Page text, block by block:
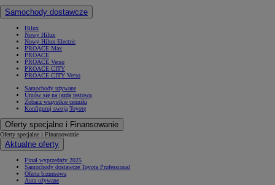
Samochody dostawcze
Hilux
Nowy Hilux
Nowy Hilux Electric
PROACE Max
PROACE
PROACE Verso
PROACE CITY
PROACE CITY Verso
Samochody używane
Umów się na jazdę testową
Zobacz wszystkie cenniki
Konfiguruj swoją Toyotę
Oferty specjalne i Finansowanie
Oferty specjalne i Finansowanie
Aktualne oferty
Finał wyprzedaży 2025
Samochody dostawcze Toyota Professional
Oferta biznesowa
Auta używane